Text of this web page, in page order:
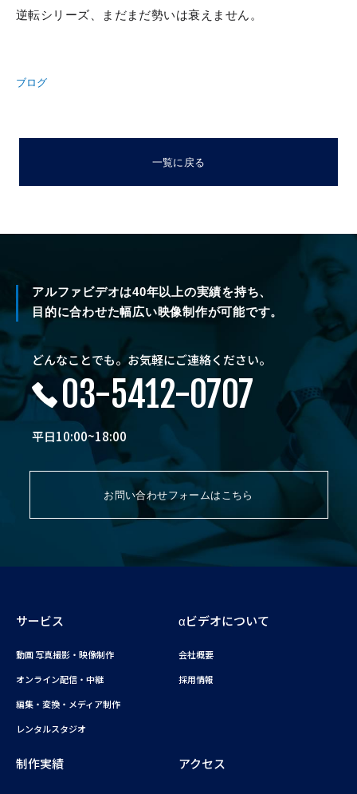
逆転シリーズ、まだまだ勢いは衰えません。
ブログ
一覧に戻る
アルファビデオは40年以上の実績を持ち、
目的に合わせた幅広い映像制作が可能です。
どんなことでも。お気軽にご連絡ください。
03-5412-0707
平日10:00~18:00
お問い合わせフォームはこちら
サービス
動画 写真撮影・映像制作
オンライン配信・中継
編集・変換・メディア制作
レンタルスタジオ
αビデオについて
会社概要
採用情報
制作実績 アクセス